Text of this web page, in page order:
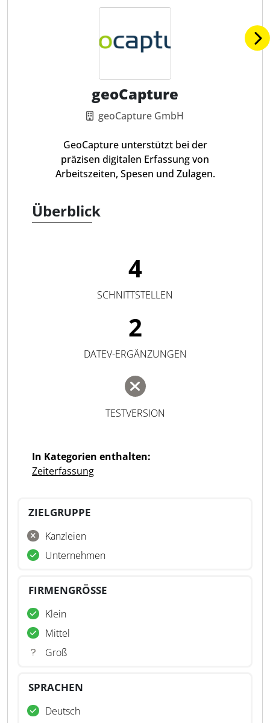
geoCapture
geoCapture GmbH
GeoCapture unterstützt bei der
präzisen digitalen Erfassung von
Arbeitszeiten, Spesen und Zulagen.
Überblick
4
SCHNITTSTELLEN
2
DATEV-ERGÄNZUNGEN
TESTVERSION
In Kategorien enthalten:
Zeiterfassung
ZIELGRUPPE
Kanzleien
Unternehmen
FIRMENGRÖSSE
Klein
Mittel
Groß
SPRACHEN
Deutsch